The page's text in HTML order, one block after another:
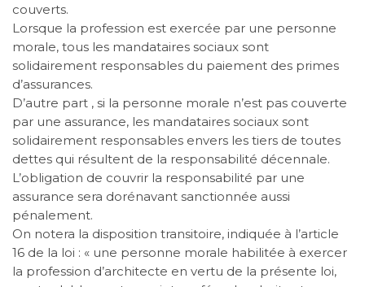
couverts.
Lorsque la profession est exercée par une personne
morale, tous les mandataires sociaux sont
solidairement responsables du paiement des primes
d’assurances.
D’autre part , si la personne morale n’est pas couverte
par une assurance, les mandataires sociaux sont
solidairement responsables envers les tiers de toutes
dettes qui résultent de la responsabilité décennale.
L’obligation de couvrir la responsabilité par une
assurance sera dorénavant sanctionnée aussi
pénalement.
On notera la disposition transitoire, indiquée à l’article
16 de la loi : « une personne morale habilitée à exercer
la profession d’architecte en vertu de la présente loi,